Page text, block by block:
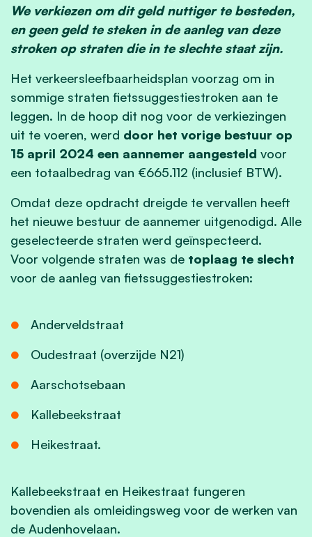
We verkiezen om dit geld nuttiger te besteden,
en geen geld te steken in de aanleg van deze
stroken op straten die in te slechte staat zijn.
Het verkeersleefbaarheidsplan voorzag om in
sommige straten fietssuggestiestroken aan te
leggen. In de hoop dit nog voor de verkiezingen
uit te voeren, werd door het vorige bestuur op
15 april 2024 een aannemer aangesteld voor
een totaalbedrag van €665.112 (inclusief BTW).
Omdat deze opdracht dreigde te vervallen heeft
het nieuwe bestuur de aannemer uitgenodigd. Alle
geselecteerde straten werd geïnspecteerd.
Voor volgende straten was de toplaag te slecht
voor de aanleg van fietssuggestiestroken:
Anderveldstraat
Oudestraat (overzijde N21)
Aarschotsebaan
Kallebeekstraat
Heikestraat.
Kallebeekstraat en Heikestraat fungeren
bovendien als omleidingsweg voor de werken van
de Audenhovelaan.